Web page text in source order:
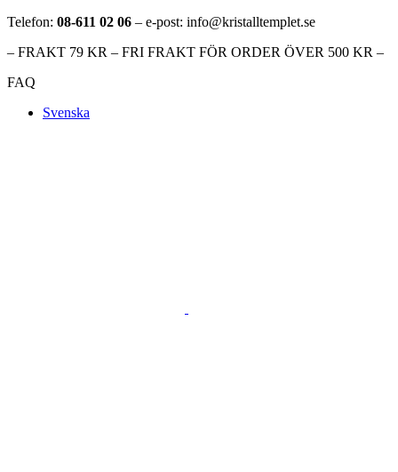
Telefon: 08-611 02 06 – e-post: info@kristalltemplet.se
– FRAKT 79 KR – FRI FRAKT FÖR ORDER ÖVER 500 KR –
FAQ
Svenska